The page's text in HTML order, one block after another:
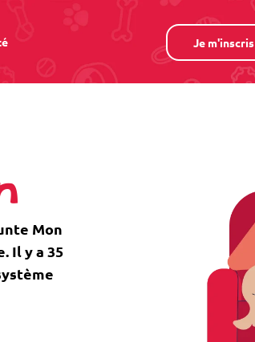
Je m'inscris
Mon
Il y a 35